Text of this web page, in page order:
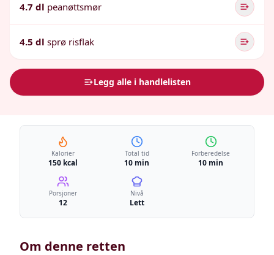
4.7 dl peanøttsmør
4.5 dl sprø risflak
Legg alle i handlelisten
Kalorier
150 kcal
Total tid
10 min
Forberedelse
10 min
Porsjoner
12
Nivå
Lett
Om denne retten